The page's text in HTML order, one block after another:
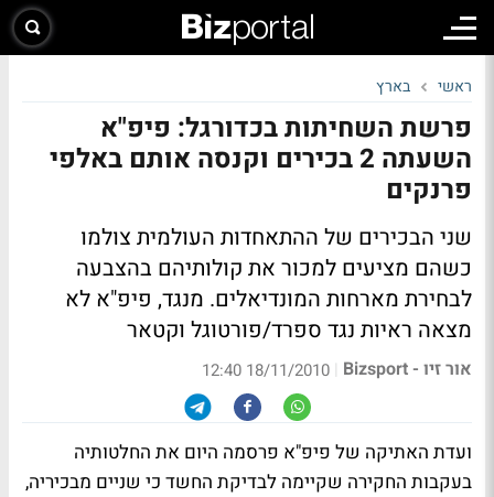
ראשי בארץ
פרשת השחיתות בכדורגל: פיפ"א
השעתה 2 בכירים וקנסה אותם באלפי
פרנקים
שני הבכירים של ההתאחדות העולמית צולמו
כשהם מציעים למכור את קולותיהם בהצבעה
לבחירת מארחות המונדיאלים. מנגד, פיפ"א לא
מצאה ראיות נגד ספרד/פורטוגל וקטאר
אור זיו - Bizsport |
18/11/2010 12:40
ועדת האתיקה של פיפ"א פרסמה היום את החלטותיה
בעקבות החקירה שקיימה לבדיקת החשד כי שניים מבכיריה,